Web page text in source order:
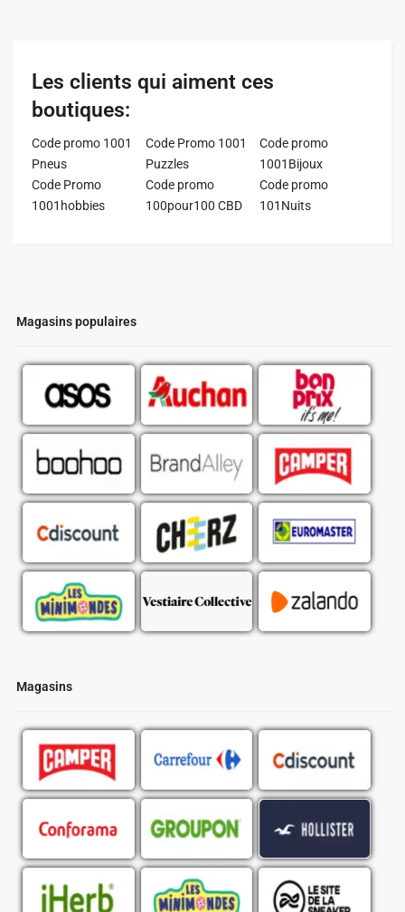
Magasins populaires
Magasins
Les clients qui aiment ces
boutiques:
Code promo 1001
Pneus
Code Promo 1001
Puzzles
Code promo
1001Bijoux
Code Promo
1001hobbies
Code promo
100pour100 CBD
Code promo
101Nuits